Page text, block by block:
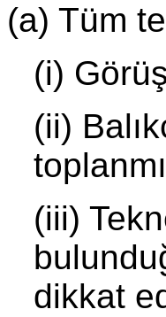
(a) Tüm
(i)
(ii)
(iii)
dikkat